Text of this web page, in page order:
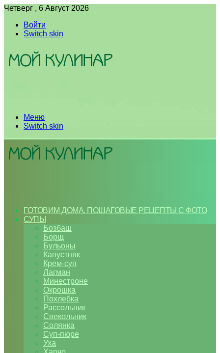
Четверг , 6 Август 2026
Войти
Switch skin
Меню
Switch skin
ГОТОВИМ ДОМА. ПОШАГОВЫЕ РЕЦЕПТЫ С ФОТО
СУПЫ
Бозбаш
Борщ
Бульоны
Капустняк
Крем-суп
Лагман
Минестроне
Окрошка
Похлебка
Рассольник
Свекольник
Солянка
Суп-пюре
Уха